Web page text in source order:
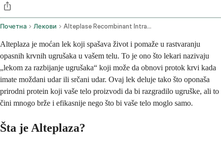
Почетна Лекови Alteplase Recombinant Intravenous Route
Alteplaza je moćan lek koji spašava život i pomaže u rastvaranju
opasnih krvnih ugrušaka u vašem telu. To je ono što lekari nazivaju
„lekom za razbijanje ugrušaka“ koji može da obnovi protok krvi kada
imate moždani udar ili srčani udar. Ovaj lek deluje tako što oponaša
prirodni protein koji vaše telo proizvodi da bi razgradilo ugruške, ali to
čini mnogo brže i efikasnije nego što bi vaše telo moglo samo.
Šta je Alteplaza?